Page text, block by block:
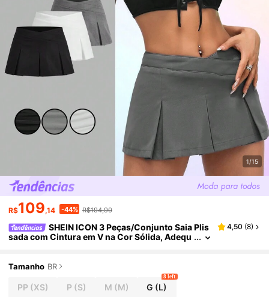
1/15
R$109,14 -44% R$194,90
SHEIN ICON 3 Peças/Conjunto Saia Plis
sada com Cintura em V na Cor Sólida, Adequ
4,50 (8)
Tamanho BR
PP (XS) P (S) M (M) G (L)
8 left